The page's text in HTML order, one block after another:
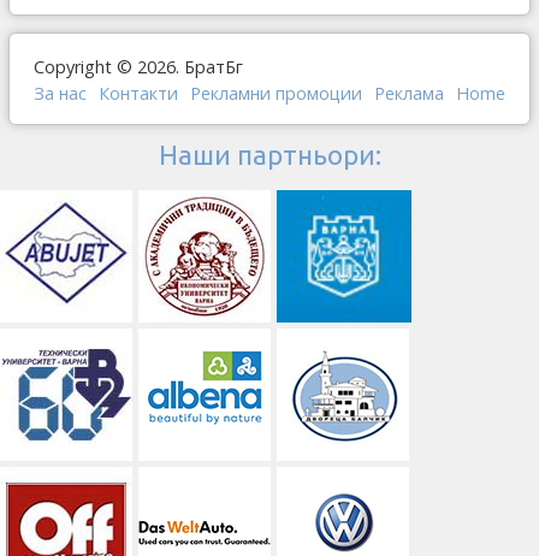
Copyright © 2026. БратБг
За нас Контакти Рекламни промоции Реклама Home
Наши партньори: